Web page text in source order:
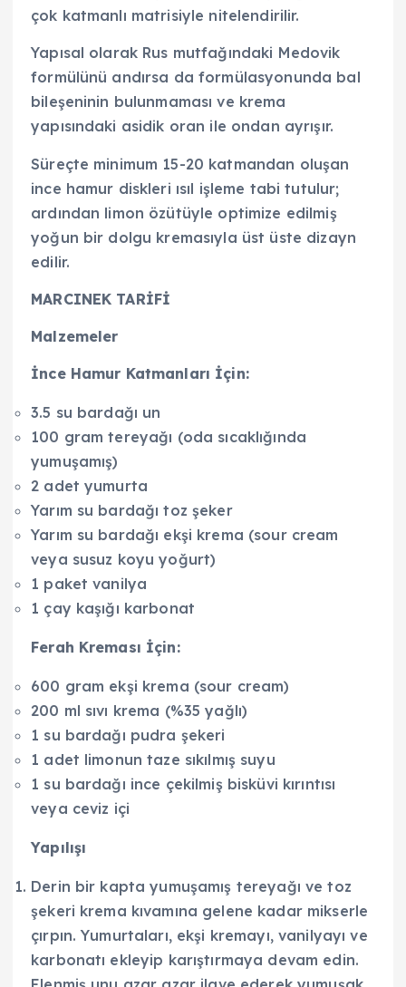
çok katmanlı matrisiyle nitelendirilir.
Yapısal olarak Rus mutfağındaki Medovik
formülünü andırsa da formülasyonunda bal
bileşeninin bulunmaması ve krema
yapısındaki asidik oran ile ondan ayrışır.
Süreçte minimum 15-20 katmandan oluşan
ince hamur diskleri ısıl işleme tabi tutulur;
ardından limon özütüyle optimize edilmiş
yoğun bir dolgu kremasıyla üst üste dizayn
edilir.
MARCINEK TARİFİ
Malzemeler
İnce Hamur Katmanları İçin:
3.5 su bardağı un
100 gram tereyağı (oda sıcaklığında
yumuşamış)
2 adet yumurta
Yarım su bardağı toz şeker
Yarım su bardağı ekşi krema (sour cream
veya susuz koyu yoğurt)
1 paket vanilya
1 çay kaşığı karbonat
Ferah Kreması İçin:
600 gram ekşi krema (sour cream)
200 ml sıvı krema (%35 yağlı)
1 su bardağı pudra şekeri
1 adet limonun taze sıkılmış suyu
1 su bardağı ince çekilmiş bisküvi kırıntısı
veya ceviz içi
Yapılışı
Derin bir kapta yumuşamış tereyağı ve toz
şekeri krema kıvamına gelene kadar mikserle
çırpın. Yumurtaları, ekşi kremayı, vanilyayı ve
karbonatı ekleyip karıştırmaya devam edin.